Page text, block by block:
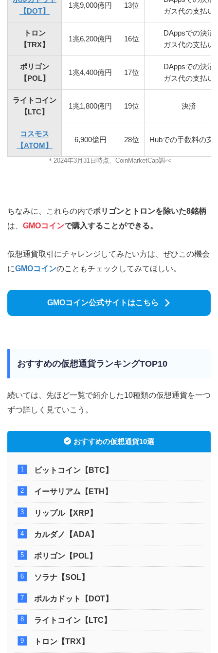
【DOT】
1兆9,000億円 13位
ガス代の支払い
トロン
【TRX】
1兆6,200億円 16位
DAppsでの決済
ガス代の支払い
ポリゴン
【POL】
1兆4,400億円 17位
DAppsでの決済
ガス代の支払い
ライトコイン
【LTC】
1兆1,800億円 19位 決済
コスモス
【ATOM】
6,900億円 28位 Hubでの手数料の支
＊2024年3月31日時点、CoinMarketCap調べ
ちなみに、これらの内でポリゴンとトロンを除いた8銘柄
は、 GMOコインで購入することができる。
仮想通貨取引にチャレンジしてみたい方は、ぜひこの機会
にGMOコインのこともチェックしてみてほしい。
GMOコイン公式サイトはこちら
おすすめの仮想通貨ランキングTOP10
続いては、先ほど一覧で紹介した10種類の仮想通貨を一つ
ずつ詳しく見ていこう。
おすすめの仮想通貨10選
ビットコイン【BTC】
イーサリアム【ETH】
リップル【XRP】
カルダノ【ADA】
ポリゴン【POL】
ソラナ【SOL】
ポルカドット【DOT】
ライトコイン【LTC】
トロン【TRX】